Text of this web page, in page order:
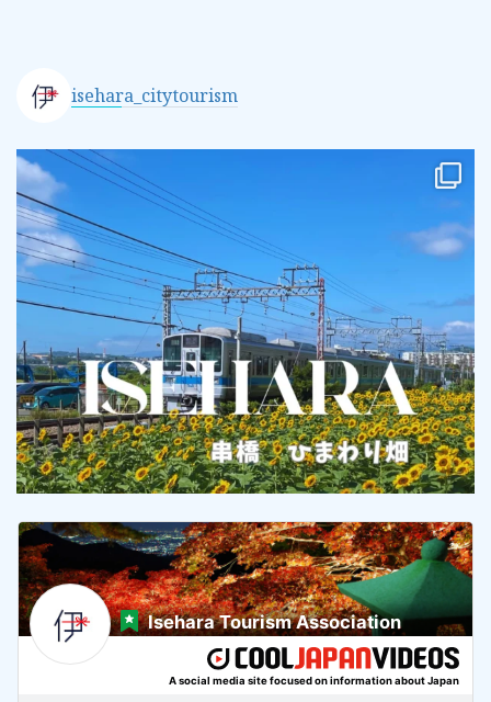
isehara_citytourism